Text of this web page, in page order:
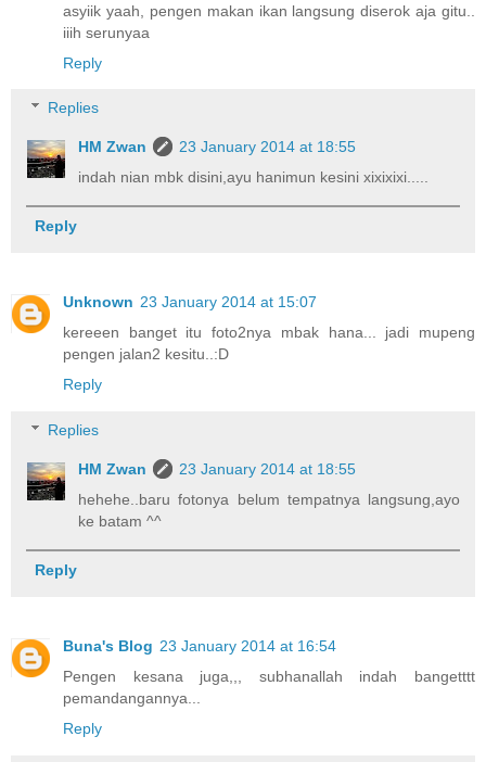
asyiik yaah, pengen makan ikan langsung diserok aja gitu..
iiih serunyaa
Reply
Replies
HM Zwan
23 January 2014 at 18:55
indah nian mbk disini,ayu hanimun kesini xixixixi.....
Reply
Unknown 23 January 2014 at 15:07
kereeen banget itu foto2nya mbak hana... jadi mupeng
pengen jalan2 kesitu..:D
Reply
Replies
HM Zwan
23 January 2014 at 18:55
hehehe..baru fotonya belum tempatnya langsung,ayo
ke batam ^^
Reply
Buna's Blog 23 January 2014 at 16:54
Pengen kesana juga,,, subhanallah indah bangetttt
pemandangannya...
Reply